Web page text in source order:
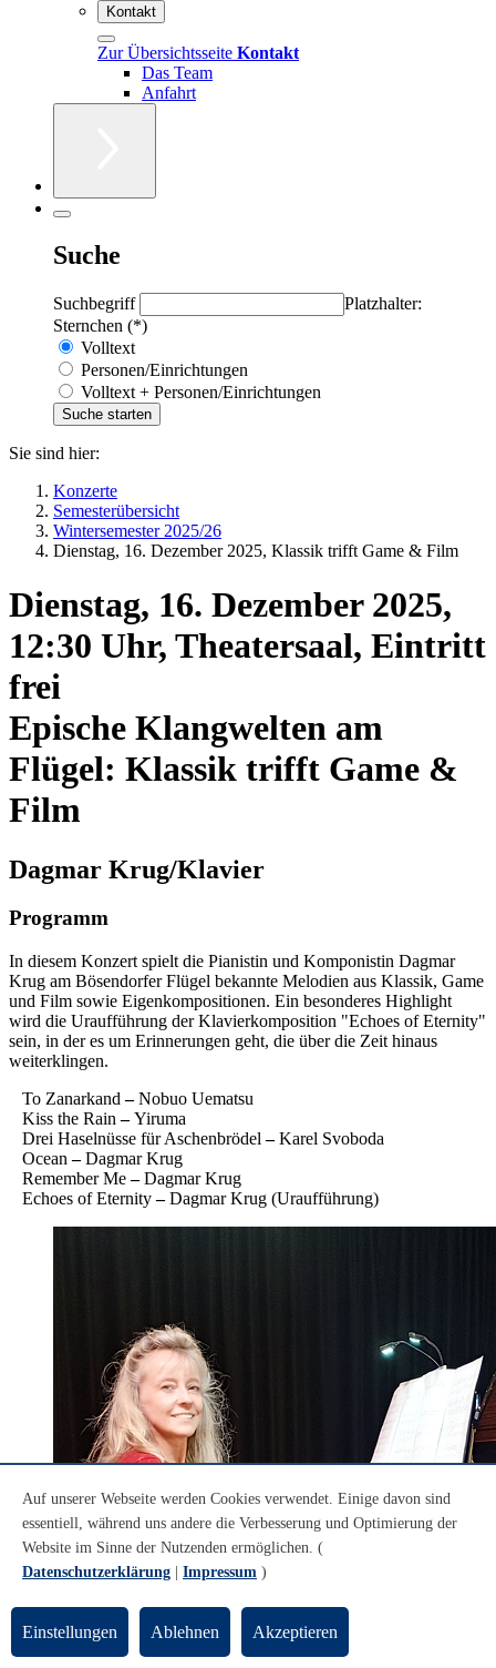
Kontakt
Zur Übersichtsseite Kontakt
Das Team
Anfahrt
Suche
Suchbegriff
Platzhalter:
Sternchen (*)
Volltext
Personen/Einrichtungen
Volltext + Personen/Einrichtungen
Sie sind hier:
Konzerte
Semesterübersicht
Wintersemester 2025/26
Dienstag, 16. Dezember 2025, Klassik trifft Game & Film
Dienstag, 16. Dezember 2025,
12:30 Uhr, Theatersaal, Eintritt
frei
Epische Klangwelten am
Flügel: Klassik trifft Game &
Film
Dagmar Krug/Klavier
Programm
In diesem Konzert spielt die Pianistin und Komponistin Dagmar
Krug am Bösendorfer Flügel bekannte Melodien aus Klassik, Game
und Film sowie Eigenkompositionen. Ein besonderes Highlight
wird die Uraufführung der Klavierkomposition "Echoes of Eternity"
sein, in der es um Erinnerungen geht, die über die Zeit hinaus
weiterklingen.
To Zanarkand –Nobuo Uematsu
Kiss the Rain –Yiruma
Drei Haselnüsse für Aschenbrödel –Karel Svoboda
Ocean –Dagmar Krug
Remember Me–Dagmar Krug
Echoes of Eternity–Dagmar Krug (Uraufführung)
Auf unserer Webseite werden Cookies verwendet. Einige davon sind
essentiell, während uns andere die Verbesserung und Optimierung der
Website im Sinne der Nutzenden ermöglichen. (
Datenschutzerklärung
Impressum )
Einstellungen Ablehnen Akzeptieren